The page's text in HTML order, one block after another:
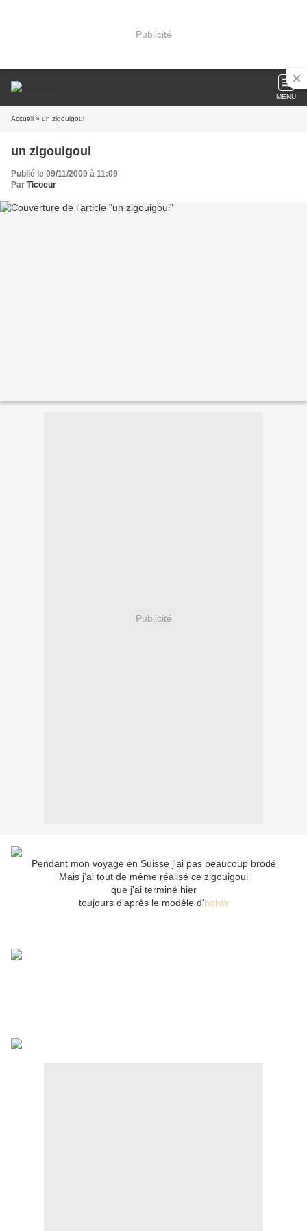
Publicité
MENU
Accueil » un zigouigoui
un zigouigoui
Publié le 09/11/2009 à 11:09
Par Ticoeur
Publicité
Pendant mon voyage en Suisse j'ai pas beaucoup brodé
Mais j'ai tout de même réalisé ce zigouigoui
que j'ai terminé hier
toujours d'après le modèle d'hohla